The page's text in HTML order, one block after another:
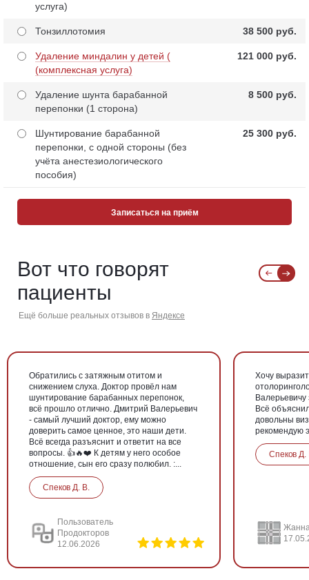
услуга)
Тонзиллотомия 38 500 pуб.
Удаление миндалин у детей (
(комплексная услуга)
121 000 pуб.
Удаление шунта барабанной
перепонки (1 сторона)
8 500 pуб.
Шунтирование барабанной
перепонки, с одной стороны (без
учёта анестезиологического
пособия)
25 300 pуб.
Записаться на приём
Вот что говорят
пациенты
Ещё больше реальных отзывов в Яндексе
Обратились с затяжным отитом и
снижением слуха. Доктор провёл нам
шунтирование барабанных перепонок,
всё прошло отлично. Дмитрий Валерьевич
- самый лучший доктор, ему можно
доверить самое ценное, это наши дети.
Всё всегда разъяснит и ответит на все
вопросы. 👍🔥❤️ К детям у него особое
отношение, сын его сразу полюбил. :...
Спеков Д. В.
Пользователь
Продокторов
12.06.2026
Хочу
Всё
довольны
рекомендую
Спеков Д.